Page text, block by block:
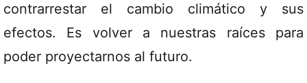
contrarrestar el cambio climático y sus
efectos. Es volver a nuestras raíces para
poder proyectarnos al futuro.